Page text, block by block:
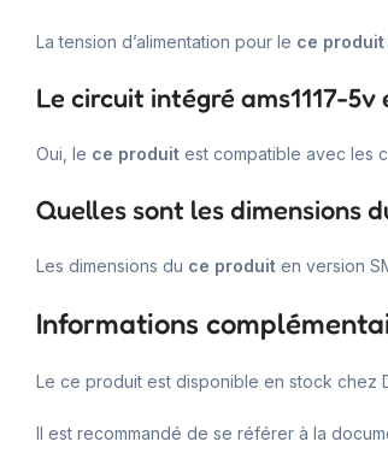
La tension d’alimentation pour le ce produit
Le circuit intégré ams1117-
Oui, le ce produit est compatible avec les
Quelles sont les dimensions
Les dimensions du ce produit en version
Informations
Le ce produit est disponible en stock chez
Il est recommandé de se référer à la